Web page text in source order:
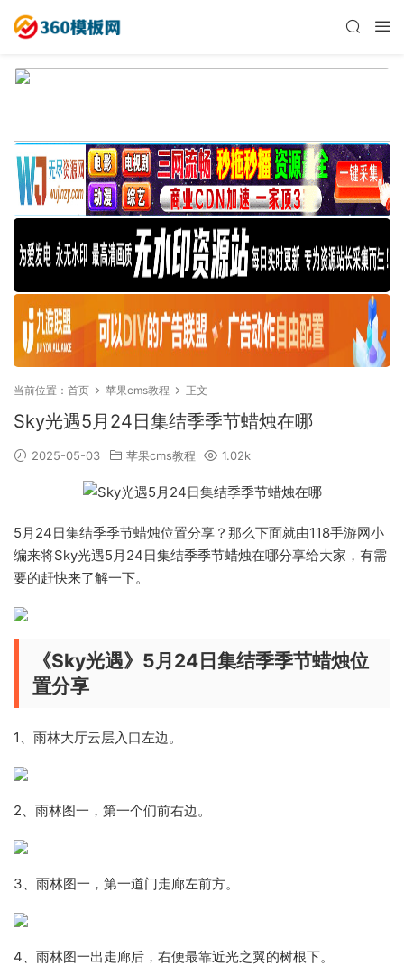
当前位置： 首页 苹果cms教程 正文
Sky光遇5月24日集结季季节蜡烛在哪
2025-05-03 苹果cms教程 1.02k
5月24日集结季季节蜡烛位置分享？那么下面就由118手游网小
编来将Sky光遇5月24日集结季季节蜡烛在哪分享给大家，有需
要的赶快来了解一下。
《Sky光遇》5月24日集结季季节蜡烛位
置分享
1、雨林大厅云层入口左边。
2、雨林图一，第一个们前右边。
3、雨林图一，第一道门走廊左前方。
4、雨林图一出走廊后，右便最靠近光之翼的树根下。